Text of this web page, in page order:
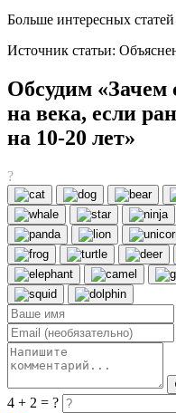
Больше интересных статей
Источник статьи:
Обсудим «Зачем
на века, если
на 10-20 лет»
?
4 + 2 = ?